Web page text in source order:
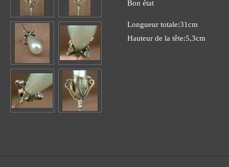
Bon état
Longueur totale:31cm
Hauteur de la tête:5,3cm